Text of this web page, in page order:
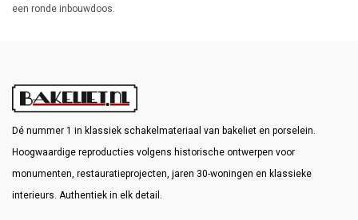
een ronde inbouwdoos.
Dé nummer 1 in klassiek schakelmateriaal van bakeliet en porselein.
Hoogwaardige reproducties volgens historische ontwerpen voor
monumenten, restauratieprojecten, jaren 30-woningen en klassieke
interieurs. Authentiek in elk detail.